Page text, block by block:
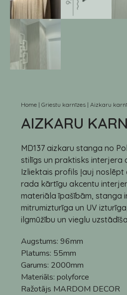
Home | Griestu karnīzes | Aizkaru
AIZKARU
MD137 aizkaru stanga no
stilīgs un praktisks interjera
Izliektais profils ļauj noslēpt
rada kārtīgu akcentu
materiāla īpašībām, stanga
mitrumizturīga un UV
ilgmūžību un vieglu
Augstums: 96mm
Platums: 55mm
Garums: 2000mm
Materiāls: polyforce
Ražotājs MARDOM DECOR